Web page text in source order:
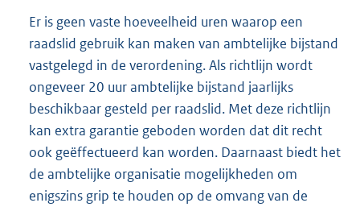
Er is geen vaste hoeveelheid uren waarop een
raadslid gebruik kan maken van ambtelijke bijstand
vastgelegd in de verordening. Als richtlijn wordt
ongeveer 20 uur ambtelijke bijstand jaarlijks
beschikbaar gesteld per raadslid. Met deze richtlijn
kan extra garantie geboden worden dat dit recht
ook geëffectueerd kan worden. Daarnaast biedt het
de ambtelijke organisatie mogelijkheden om
enigszins grip te houden op de omvang van de